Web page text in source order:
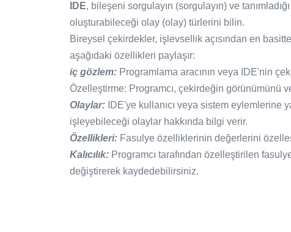
IDE, bileşeni sorgulayın (sorgulayın) ve
oluşturabileceği olay (olay) türlerini bilin.
Bireysel çekirdekler, işlevsellik açısından en
aşağıdaki özellikleri paylaşır:
iç gözlem: Programlama aracının veya IDE'nin
Özelleştirme: Programcı, çekirdeğin görünümünü
Olaylar: IDE'ye kullanıcı veya sistem eylemlerine
işleyebileceği olaylar hakkında bilgi verir.
Özellikleri: Fasulye özelliklerinin değerlerini
Kalıcılık: Programcı tarafından özelleştirilen
değiştirerek kaydedebilirsiniz.